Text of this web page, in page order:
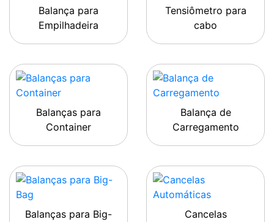
Balança para
Empilhadeira
Tensiômetro para
cabo
Balanças para
Container
Balança de
Carregamento
Balanças para Big-
Cancelas